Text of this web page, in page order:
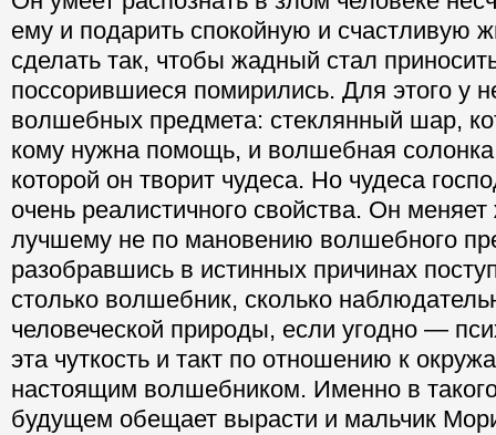
ему и подарить спокойную и счастливую
сделать так, чтобы жадный стал
поссорившиеся помирились. Для этого у
волшебных предмета: стеклянный шар,
кому нужна помощь, и волшебная
которой он творит чудеса. Но чудеса
очень реалистичного свойства. Он меняет
лучшему не по мановению волшебного
разобравшись в истинных причинах
столько волшебник, сколько
человеческой природы, если угодно —
эта чуткость и такт по отношению к
настоящим волшебником. Именно в
будущем обещает вырасти и мальчик